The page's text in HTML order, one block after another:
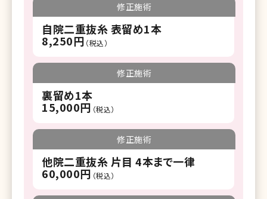
修正施術
自院二重抜糸 表留め1本
8,250円 （税込）
修正施術
裏留め1本
15,000円 （税込）
修正施術
他院二重抜糸 片目 4本まで一律
60,000円 （税込）